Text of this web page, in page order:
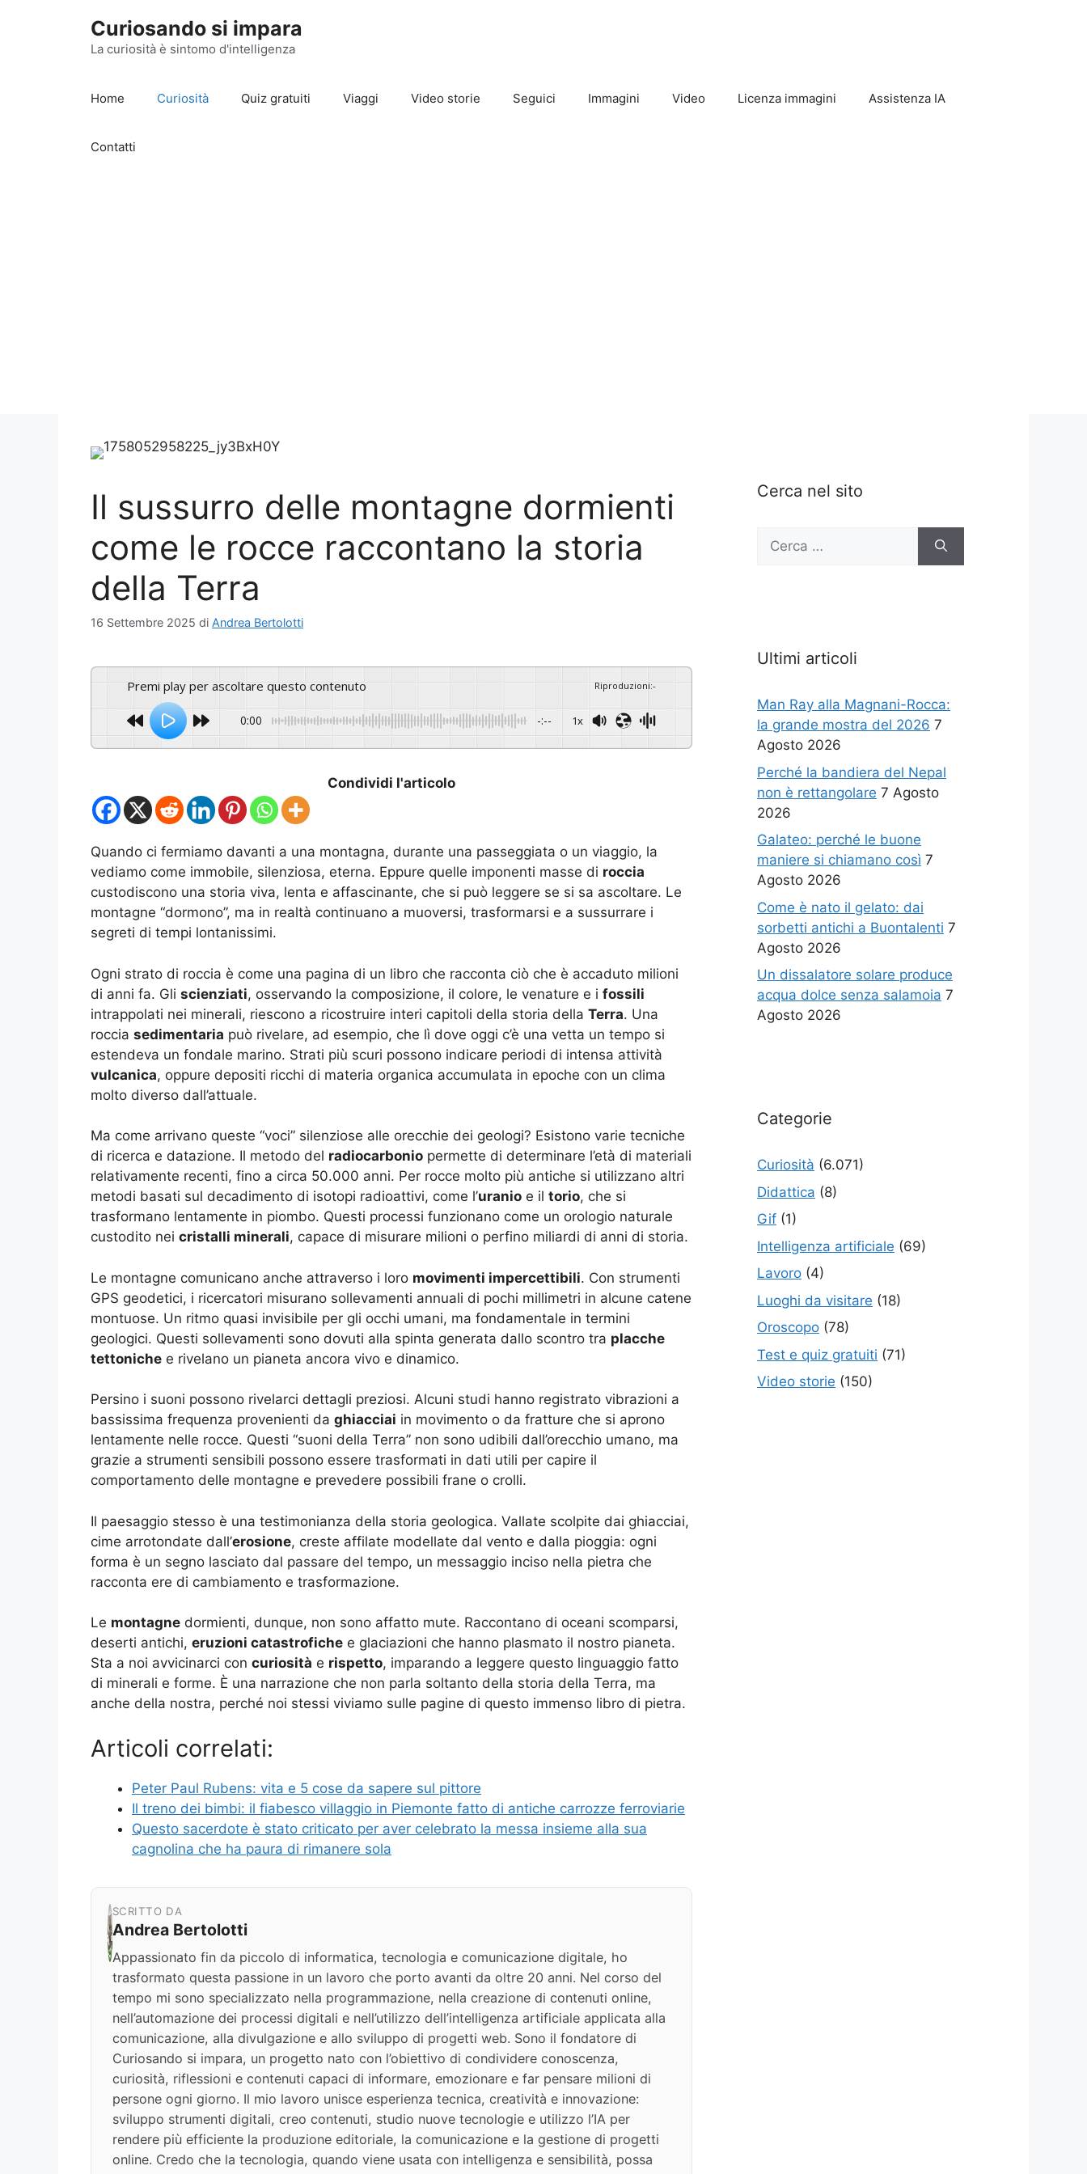
Curiosando si impara
La curiosità è sintomo d'intelligenza
Home Curiosità Quiz gratuiti Viaggi Video storie Seguici Immagini Video Licenza immagini Assistenza IA
Contatti
Il sussurro delle montagne dormienti
come le rocce raccontano la storia
della Terra
16 Settembre 2025 di Andrea Bertolotti
Premi play per ascoltare questo contenuto Riproduzioni:-
0:00 -:-- 1x
Condividi l'articolo
Quando ci fermiamo davanti a una montagna, durante una passeggiata o un viaggio, la
vediamo come immobile, silenziosa, eterna. Eppure quelle imponenti masse di roccia
custodiscono una storia viva, lenta e affascinante, che si può leggere se si sa ascoltare. Le
montagne “dormono”, ma in realtà continuano a muoversi, trasformarsi e a sussurrare i
segreti di tempi lontanissimi.
Ogni strato di roccia è come una pagina di un libro che racconta ciò che è accaduto milioni
di anni fa. Gli scienziati, osservando la composizione, il colore, le venature e i fossili
intrappolati nei minerali, riescono a ricostruire interi capitoli della storia della Terra. Una
roccia sedimentaria può rivelare, ad esempio, che lì dove oggi c’è una vetta un tempo si
estendeva un fondale marino. Strati più scuri possono indicare periodi di intensa attività
vulcanica, oppure depositi ricchi di materia organica accumulata in epoche con un clima
molto diverso dall’attuale.
Ma come arrivano queste “voci” silenziose alle orecchie dei geologi? Esistono varie tecniche
di ricerca e datazione. Il metodo del radiocarbonio permette di determinare l’età di materiali
relativamente recenti, fino a circa 50.000 anni. Per rocce molto più antiche si utilizzano altri
metodi basati sul decadimento di isotopi radioattivi, come l’uranio e il torio, che si
trasformano lentamente in piombo. Questi processi funzionano come un orologio naturale
custodito nei cristalli minerali, capace di misurare milioni o perfino miliardi di anni di storia.
Le montagne comunicano anche attraverso i loro movimenti impercettibili. Con strumenti
GPS geodetici, i ricercatori misurano sollevamenti annuali di pochi millimetri in alcune catene
montuose. Un ritmo quasi invisibile per gli occhi umani, ma fondamentale in termini
geologici. Questi sollevamenti sono dovuti alla spinta generata dallo scontro tra placche
tettoniche e rivelano un pianeta ancora vivo e dinamico.
Persino i suoni possono rivelarci dettagli preziosi. Alcuni studi hanno registrato vibrazioni a
bassissima frequenza provenienti da ghiacciai in movimento o da fratture che si aprono
lentamente nelle rocce. Questi “suoni della Terra” non sono udibili dall’orecchio umano, ma
grazie a strumenti sensibili possono essere trasformati in dati utili per capire il
comportamento delle montagne e prevedere possibili frane o crolli.
Il paesaggio stesso è una testimonianza della storia geologica. Vallate scolpite dai ghiacciai,
cime arrotondate dall’erosione, creste affilate modellate dal vento e dalla pioggia: ogni
forma è un segno lasciato dal passare del tempo, un messaggio inciso nella pietra che
racconta ere di cambiamento e trasformazione.
Le montagne dormienti, dunque, non sono affatto mute. Raccontano di oceani scomparsi,
deserti antichi, eruzioni catastrofiche e glaciazioni che hanno plasmato il nostro pianeta.
Sta a noi avvicinarci con curiosità e rispetto, imparando a leggere questo linguaggio fatto
di minerali e forme. È una narrazione che non parla soltanto della storia della Terra, ma
anche della nostra, perché noi stessi viviamo sulle pagine di questo immenso libro di pietra.
Articoli correlati:
Peter Paul Rubens: vita e 5 cose da sapere sul pittore
Il treno dei bimbi: il fiabesco villaggio in Piemonte fatto di antiche carrozze ferroviarie
Questo sacerdote è stato criticato per aver celebrato la messa insieme alla sua
cagnolina che ha paura di rimanere sola
SCRITTO DA
Andrea Bertolotti
Appassionato fin da piccolo di informatica, tecnologia e comunicazione digitale, ho
trasformato questa passione in un lavoro che porto avanti da oltre 20 anni. Nel corso del
tempo mi sono specializzato nella programmazione, nella creazione di contenuti online,
nell’automazione dei processi digitali e nell’utilizzo dell’intelligenza artificiale applicata alla
comunicazione, alla divulgazione e allo sviluppo di progetti web. Sono il fondatore di
Curiosando si impara, un progetto nato con l’obiettivo di condividere conoscenza,
curiosità, riflessioni e contenuti capaci di informare, emozionare e far pensare milioni di
persone ogni giorno. Il mio lavoro unisce esperienza tecnica, creatività e innovazione:
sviluppo strumenti digitali, creo contenuti, studio nuove tecnologie e utilizzo l’IA per
rendere più efficiente la produzione editoriale, la comunicazione e la gestione di progetti
online. Credo che la tecnologia, quando viene usata con intelligenza e sensibilità, possa
Cerca nel sito
Ricerca
Ultimi articoli
Man Ray alla Magnani-Rocca:
la grande mostra del 2026 7
Agosto 2026
Perché la bandiera del Nepal
non è rettangolare 7 Agosto
2026
Galateo: perché le buone
maniere si chiamano così 7
Agosto 2026
Come è nato il gelato: dai
sorbetti antichi a Buontalenti 7
Agosto 2026
Un dissalatore solare produce
acqua dolce senza salamoia 7
Agosto 2026
Categorie
Curiosità (6.071)
Didattica (8)
Gif (1)
Intelligenza artificiale (69)
Lavoro (4)
Luoghi da visitare (18)
Oroscopo (78)
Test e quiz gratuiti (71)
Video storie (150)